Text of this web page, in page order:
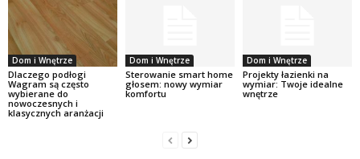
Dom i Wnętrze
Dlaczego podłogi
Wagram są często
wybierane do
nowoczesnych i
klasycznych aranżacji
Dom i Wnętrze
Sterowanie smart home
głosem: nowy wymiar
komfortu
Dom i Wnętrze
Projekty łazienki na
wymiar: Twoje idealne
wnętrze